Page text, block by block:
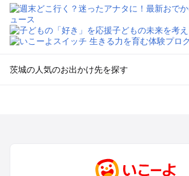
茨城の人気のお出かけ先を探す
久喜・行田・加須・羽生のプールお出かけ